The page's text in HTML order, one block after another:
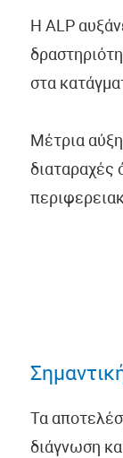
Η ALP
στα
Μέτρια
διαταραχές
Τα
διάγνωση